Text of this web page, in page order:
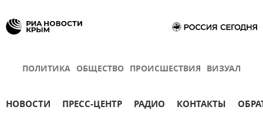
ПОЛИТИКА ОБЩЕСТВО ПРОИСШЕСТВИЯ ВИЗУАЛ
НОВОСТИ ПРЕСС-ЦЕНТР РАДИО КОНТАКТЫ